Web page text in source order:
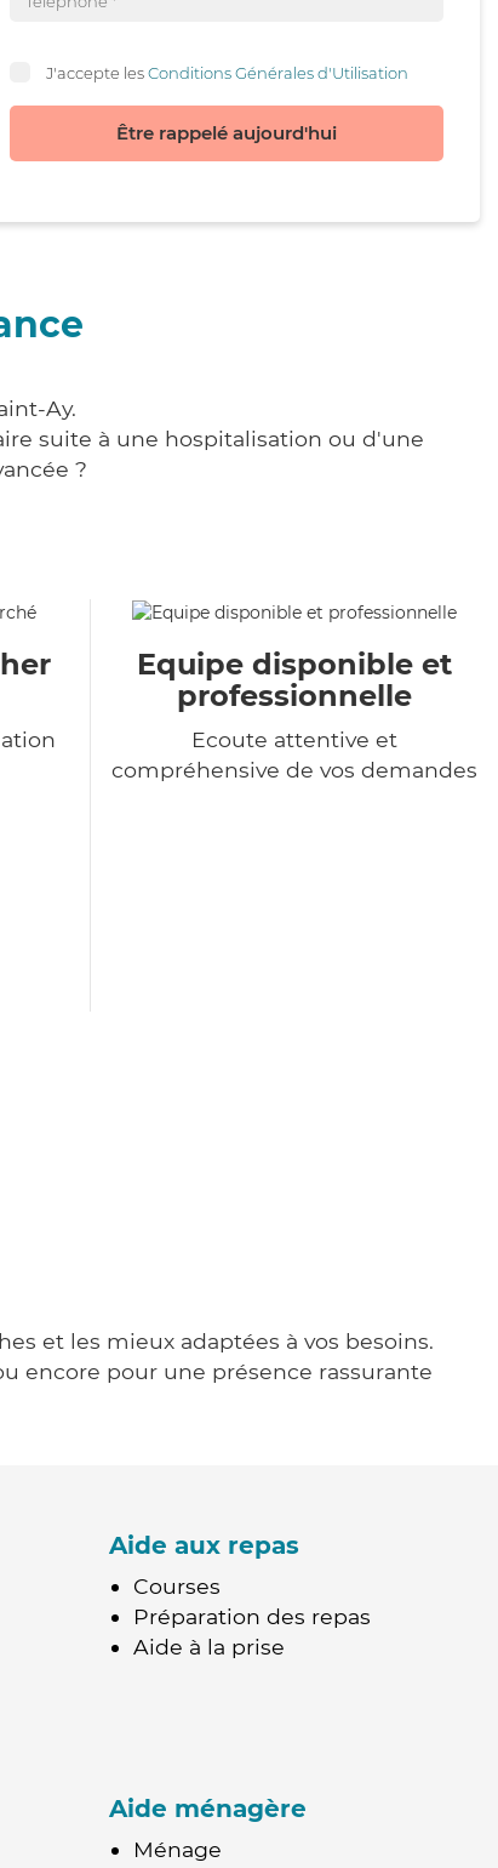
J'accepte lesConditions Générales d'Utilisation
Être rappelé aujourd'hui
Ay.
suite à une hospitalisation ou d'une
?
Equipe disponible et
professionnelle
Ecoute attentive et
compréhensive de vos demandes
et les mieux adaptées à vos besoins.
encore pour une présence rassurante
Aide aux repas
Courses
Préparation des repas
Aide à la prise
Aide ménagère
Ménage